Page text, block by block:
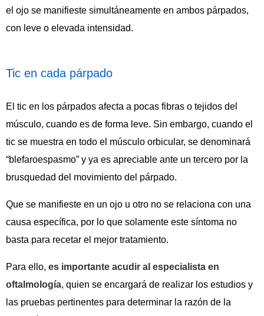
el ojo se manifieste simultáneamente en ambos párpados,
con leve o elevada intensidad.
Tic en cada párpado
El tic en los párpados afecta a pocas fibras o tejidos del
músculo, cuando es de forma leve. Sin embargo, cuando el
tic se muestra en todo el músculo orbicular, se denominará
“blefaroespasmo” y ya es apreciable ante un tercero por la
brusquedad del movimiento del párpado.
Que se manifieste en un ojo u otro no se relaciona con una
causa específica, por lo que solamente este síntoma no
basta para recetar el mejor tratamiento.
Para ello, es importante acudir al especialista en
oftalmología, quien se encargará de realizar los estudios y
las pruebas pertinentes para determinar la razón de la